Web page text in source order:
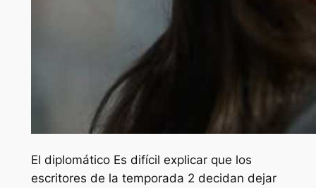
El diplomáticoEs difícil explicar que los
escritores de la temporada 2 decidan dejar